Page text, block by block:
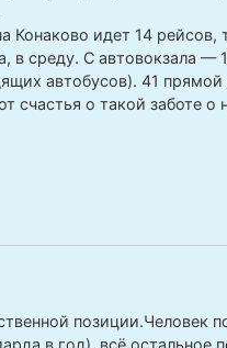
Конаково идет 14
в среду. С автовокзала —
автобусов). 41 прямой
счастья о такой заботе
позиции.Человек
в год), всё остальное